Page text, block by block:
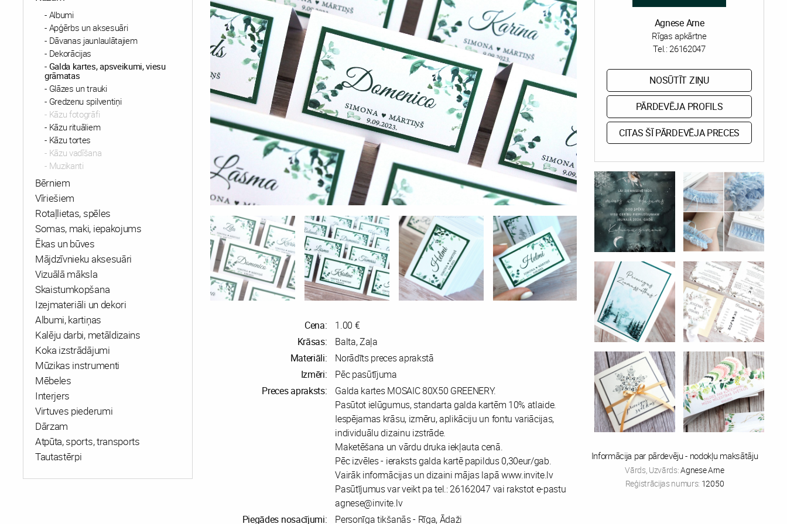
Albumi
Apģērbs un aksesuāri
Dāvanas jaunlaulātajiem
Dekorācijas
Galda kartes, apsveikumi, viesu
grāmatas
Glāzes un trauki
Gredzenu spilventiņi
Kāzu fotogrāfi
Kāzu rituāliem
Kāzu tortes
Kāzu vadīšana
Muzikanti
Bērniem
Vīriešiem
Rotaļlietas, spēles
Somas, maki, iepakojums
Ēkas un būves
Mājdzīvnieku aksesuāri
Vizuālā māksla
Skaistumkopšana
Izejmateriāli un dekori
Albumi, kartiņas
Kalēju darbi, metāldizains
Koka izstrādājumi
Mūzikas instrumenti
Mēbeles
Interjers
Virtuves piederumi
Dārzam
Atpūta, sports, transports
Tautastērpi
Cena:
1.00 €
Krāsas:
Balta, Zaļa
Materiāli:
Norādīts preces aprakstā
Izmēri:
Pēc pasūtījuma
Preces apraksts:
Galda kartes MOSAIC 80X50 GREENERY.
Pasūtot ielūgumus, standarta galda kartēm 10% atlaide.
Iespējamas krāsu, izmēru, aplikāciju un fontu variācijas,
individuālu dizainu izstrāde.
Maketēšana un vārdu druka iekļauta cenā.
Pēc izvēles - ieraksts galda kartē papildus 0,30eur/gab.
Vairāk informācijas un dizaini mājas lapā www.invite.lv
Pasūtījumus var veikt pa tel.: 26162047 vai rakstot e-pastu
agnese@invite.lv
Piegādes nosacījumi:
Personīga tikšanās - Rīga, Ādaži
Agnese Arne
Rīgas apkārtne
Tel.:26162047
NOSŪTĪT ZIŅU
PĀRDEVĒJA PROFILS
CITAS ŠĪ PĀRDEVĒJA PRECES
Informācija par pārdevēju - nodokļu maksātāju
Vārds, Uzvārds:Agnese Arne
Reģistrācijas numurs: 12050